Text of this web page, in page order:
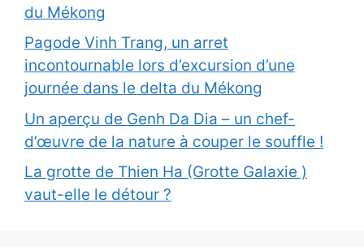
du Mékong
Pagode Vinh Trang, un arret
incontournable lors d’excursion d’une
journée dans le delta du Mékong
Un aperçu de Genh Da Dia – un chef-
d’œuvre de la nature à couper le souffle !
La grotte de Thien Ha (Grotte Galaxie )
vaut-elle le détour ?